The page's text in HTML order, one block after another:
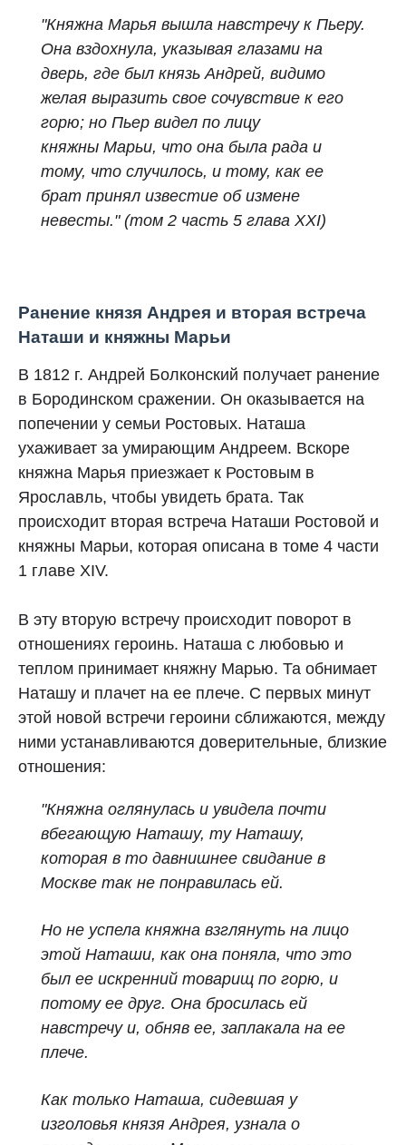
"Княжна Марья вышла навстречу к Пьеру.
Она вздохнула, указывая глазами на
дверь, где был князь Андрей, видимо
желая выразить свое сочувствие к его
горю; но Пьер видел по лицу
княжны Марьи, что она была рада и
тому, что случилось, и тому, как ее
брат принял известие об измене
невесты." (том 2 часть 5 глава XXI)
Ранение князя Андрея и вторая встреча
Наташи и княжны Марьи
В 1812 г. Андрей Болконский получает ранение
в Бородинском сражении. Он оказывается на
попечении у семьи Ростовых. Наташа
ухаживает за умирающим Андреем. Вскоре
княжна Марья приезжает к Ростовым в
Ярославль, чтобы увидеть брата. Так
происходит вторая встреча Наташи Ростовой и
княжны Марьи, которая описана в томе 4 части
1 главе XIV.
В эту вторую встречу происходит поворот в
отношениях героинь. Наташа с любовью и
теплом принимает княжну Марью. Та обнимает
Наташу и плачет на ее плече. С первых минут
этой новой встречи героини сближаются, между
ними устанавливаются доверительные, близкие
отношения:
"Княжна оглянулась и увидела почти
вбегающую Наташу, ту Наташу,
которая в то давнишнее свидание в
Москве так не понравилась ей.
Но не успела княжна взглянуть на лицо
этой Наташи, как она поняла, что это
был ее искренний товарищ по горю, и
потому ее друг. Она бросилась ей
навстречу и, обняв ее, заплакала на ее
плече.
Как только Наташа, сидевшая у
изголовья князя Андрея, узнала о